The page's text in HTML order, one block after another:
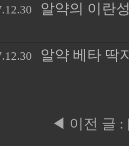
알약의 이란
알약 베타 딱
◀ 이전 글 :